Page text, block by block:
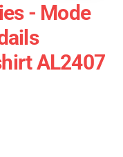
- Mode
AL2407